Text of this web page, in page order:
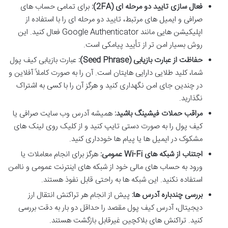
فعال سازی تایید دو مرحله ای (2FA):
برای تمامی حساب های
صرافی و ایمیل های مرتبط، تایید دو مرحله ای را با استفاده از
اپلیکیشن هایی مانند Google Authenticator فعال کنید. این
روش بسیار امن تر از تأیید پیامکی است.
حفاظت از عبارت بازیابی (Seed Phrase):
عبارت بازیابی کیف پول
شما، کلید طلایی دارایی هایتان است. آن را به صورت کاملاً آفلاین و
در چندین جای امن نگهداری کنید و هرگز آن را با کسی به اشتراک
نگذارید.
مراقب حملات فیشینگ باشید: همیشه آدرس وب سایت صرافی یا
کیف پول را به صورت دستی تایپ کنید و از کلیک روی لینک های
مشکوک در ایمیل ها یا پیام ها خودداری کنید.
اجتناب از شبکه های Wi-Fi عمومی:
هرگز برای انجام معاملات یا
ورود به حساب های مالی خود از شبکه های اینترنت عمومی و ناامن
استفاده نکنید. این شبکه ها به راحتی قابل نفوذ هستند.
بررسی چندباره آدرس ها: پیش از انجام هر تراکنش انتقال ارز
دیجیتال، آدرس کیف پول مقصد را حداقل دو بار به دقت بررسی
کنید. تراکنش های بلاکچین غیرقابل بازگشت هستند.